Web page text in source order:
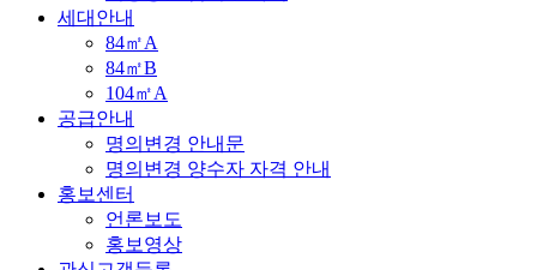
세대안내
84㎡A
84㎡B
104㎡A
공급안내
명의변경 안내문
명의변경 양수자 자격 안내
홍보센터
언론보도
홍보영상